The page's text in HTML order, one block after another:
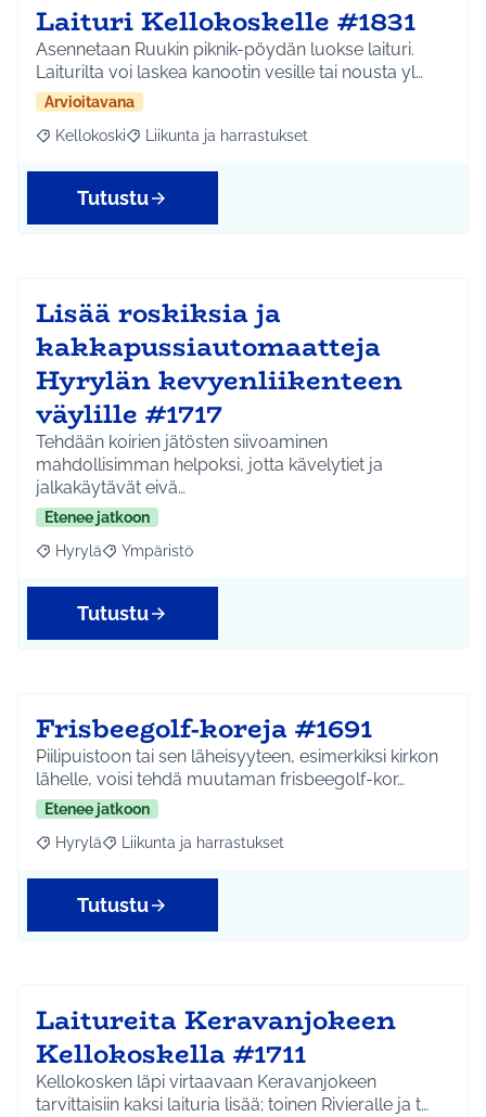
Laituri Kellokoskelle #1831
Asennetaan Ruukin piknik-pöydän luokse laituri.
Laiturilta voi laskea kanootin vesille tai nousta yl…
Arvioitavana
Rajaa tulokset aihepiirin mukaan: Kellokoski
Kellokoski Rajaa tulokset teeman mukaan: Liikunta ja
Liikunta ja harrastukset
Tutustu
Lisää roskiksia ja
kakkapussiautomaatteja
Hyrylän kevyenliikenteen
väylille #1717
Tehdään koirien jätösten siivoaminen
mahdollisimman helpoksi, jotta kävelytiet ja
jalkakäytävät eivä…
Etenee jatkoon
Rajaa tulokset aihepiirin mukaan: Hyrylä
Hyrylä Rajaa tulokset teeman mukaan: Ympäristö
Ympäristö
Tutustu
Frisbeegolf-koreja #1691
Piilipuistoon tai sen läheisyyteen, esimerkiksi kirkon
lähelle, voisi tehdä muutaman frisbeegolf-kor…
Etenee jatkoon
Rajaa tulokset aihepiirin mukaan: Hyrylä
Hyrylä Rajaa tulokset teeman mukaan: Liikunta ja
Liikunta ja harrastukset
Tutustu
Laitureita Keravanjokeen
Kellokoskella #1711
Kellokosken läpi virtaavaan Keravanjokeen
tarvittaisiin kaksi laituria lisää; toinen Rivieralle ja t…